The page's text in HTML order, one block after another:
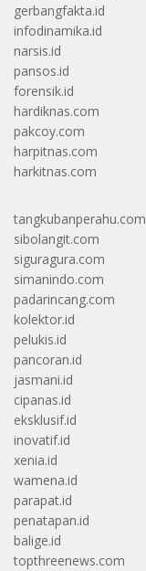
gerbangfakta.id
infodinamika.id
narsis.id
pansos.id
forensik.id
hardiknas.com
pakcoy.com
harpitnas.com
harkitnas.com
tangkubanperahu.com
sibolangit.com
siguragura.com
simanindo.com
padarincang.com
kolektor.id
pelukis.id
pancoran.id
jasmani.id
cipanas.id
eksklusif.id
inovatif.id
xenia.id
wamena.id
parapat.id
penatapan.id
balige.id
topthreenews.com